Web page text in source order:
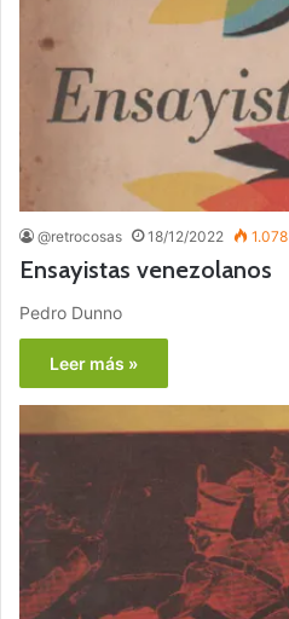
@retrocosas 18/12/2022 1.078
Ensayistas venezolanos
Pedro Dunno
Leer más »